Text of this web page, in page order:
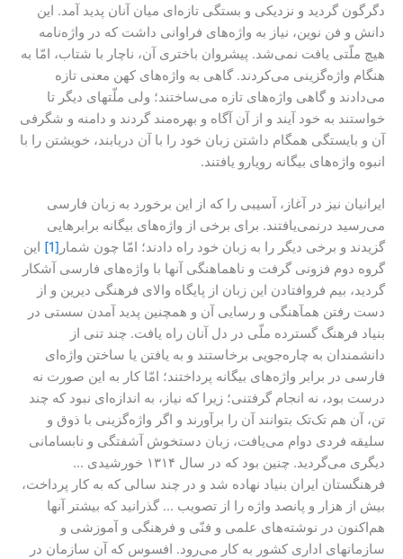
دگرگون گردید و نزدیکی و بستگی تازه‌ای میان آنان پدید آمد. این
دانش و فن نوین، نیاز به واژه‌های فراوانی داشت که در واژه‌نامه
هیچ ملّتی یافت نمی‌شد. پیشروان باختری آن، ناچار با شتاب، امّا به
هنگام واژه‌گزینی می‌کردند. گاهی به واژه‌های کهن معنی تازه
می‌دادند و گاهی واژه‌های تازه می‌ساختند؛ ولی ملّتهای دیگر تا
خواستند به خود آیند و از آن آگاه و بهره‌مند گردند و دامنه و شگرفی
آن و بایستگی همگام داشتن زبان خود را با آن دریابند، خویشتن را با
انبوه واژه‌های بیگانه رویارو یافتند.
ایرانیان نیز در آغاز، آسیبی را که از این برخورد به زبان فارسی
می‌رسید درنمی‌یافتند. برای برخی از واژه‌های بیگانه برابرهایی
گزیدند و برخی دیگر را به زبان خود راه دادند؛ امّا چون شمار [1]
این
گروه دوم فزونی گرفت و ناهماهنگی آنها با واژه‌های فارسی آشکار
گردید، بیم فروافتادن این زبان از پایگاه والای فرهنگی دیرین و از
دست رفتن همآهنگی و رسایی آن و همچنین پدید آمدن سستی در
بنیاد فرهنگ گسترده ملّی در دل آنان راه یافت. چند تنی از
دانشمندان به چاره‌جویی برخاستند و به یافتن یا ساختن واژه‌ای
فارسی در برابر واژه‌های بیگانه پرداختند؛ امّا کار به این صورت نه
درست بود، نه انجام گرفتنی؛ زیرا که نیاز، به اندازه‌ای نبود که چند
تن، آن هم تک‌تک بتوانند آن را برآورند و اگر واژه‌گزینی با ذوق و
سلیقه فردی دوام می‌یافت، زبان دستخوش آشفتگی و نابسامانی
دیگری می‌گردید. چنین بود که در سال ۱۳۱۴ خورشیدی …
فرهنگستان ایران بنیاد نهاده شد و در چند سالی که به کار پرداخت،
بیش از هزار و پانصد واژه را از تصویب … گذرانید که بیشتر آنها
هم‌اکنون در نوشته‌های علمی و فنّی و فرهنگی و آموزشی و
سازمانهای اداری کشور به کار می‌رود. افسوس که آن سازمان در